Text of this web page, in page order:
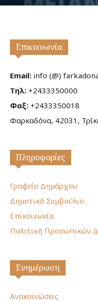
Επικοινωνία
Email: info (@)
Τηλ: +2433350000
Φαξ: +2433350018
Φαρκαδόνα, 42031,
Πληροφορίες
Γραφείο Δημάρχου
Δημοτικό Συμβούλιο
Επικοινωνία
Πολιτική Προσωπικών
Ενημέρωση
Ανακοινώσεις